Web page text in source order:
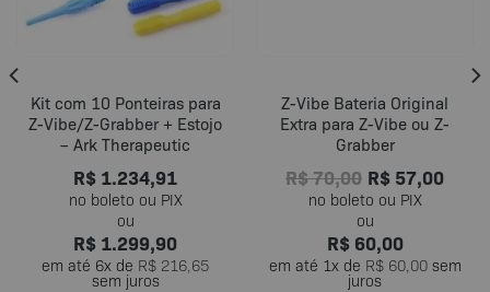
Kit com 10 Ponteiras para
Z-Vibe/Z-Grabber + Estojo
– Ark Therapeutic
R$ 1.234,91
R$ 1.299,90
em até 6x de R$ 216,65
sem juros
Z-Vibe Bateria Original
Extra para Z-Vibe ou Z-
Grabber
R$70,00 R$ 57,00
R$60,00
em até 1x de R$60,00sem
juros